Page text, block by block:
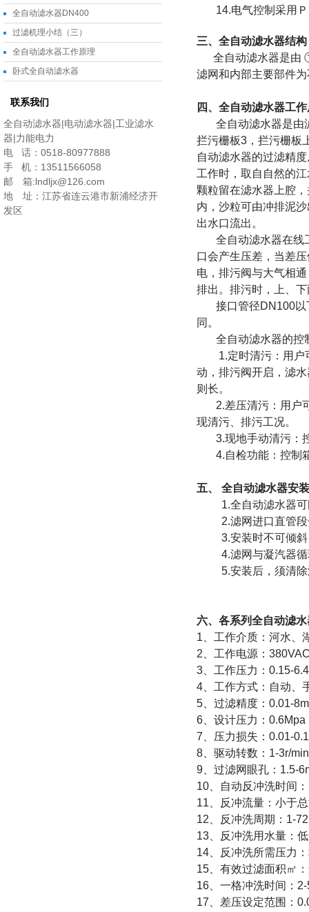
全自动滤水器DN400
过滤机理小结（三）
全自动滤水器工作原理
卧式全自动滤水器
联系我们
全自动滤水器|电动滤水器|工业滤水
器|力能电力
电 话：0518-80977888
手 机：13511566058
邮 箱:lndljx@126.com
地 址：江苏省连云港市新浦经济开
发区
14.电气控制采用Ｐ
三、全自动滤水器结构
全自动滤水器是由
滤网和内部主要部件
四、全自动滤水器工
全自动滤水器是由滤
拦污栅板3，拦污栅板
自动滤水器的过滤精
工作时，取自自然的
颗粒留在滤水器上腔
内，沙粒可由冲排泥
出水口流出。
全自动滤水器在线工
口会产生压差，当差
电，排污阀与大气相
排出。排污时，上、
接口管径DN100以
同。
全自动滤水器的控
1.定时清污：用户可
动，排污阀开启，滤
则长。
2.差压清污：用户可
现清污、排污工况。
3.现地手动清污：控
4.自检功能：控制箱
五、
全自动滤水器安
1.全自动滤水器可卧
2.滤网进口直管段
3.安装时不可倾斜
4.滤网与凝汽器循环
5.安装后，须清除
六、各系列全自动滤
1、工作介质：河水、
2、工作电源：
3、工作压力：0.15-
4、工作方式：自动、
5、过滤精度：0.01-
6、设计压力：
7、压力损失：0.01-
8、驱动转数：1-3r/
9、过滤网眼孔：1.5-
10、自动反冲洗时间
11、反冲流量：小于
12、反冲洗周期：1-
13、反冲洗用水量：
14、反冲洗所需压力
15、有效过滤面积㎡
16、一格冲洗时间：
17、差压设定范围：